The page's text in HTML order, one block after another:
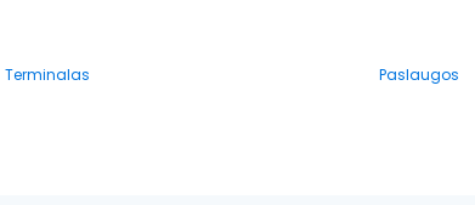
Terminalas
Paslaugos